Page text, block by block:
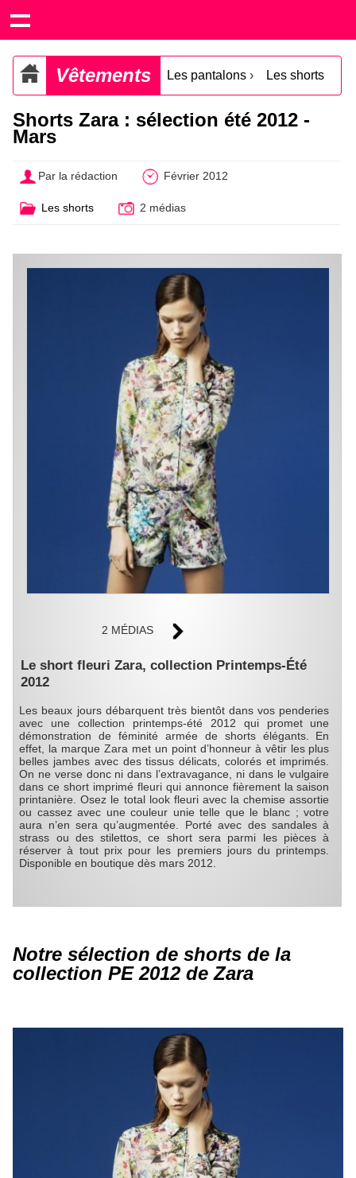
Vêtements Les pantalons › Les shorts
Shorts Zara : sélection été 2012 -
Mars
Par la rédaction Février 2012
Les shorts 2 médias
2 MÉDIAS
Le short fleuri Zara, collection Printemps-Été
2012
Les beaux jours débarquent très bientôt dans vos penderies
avec une collection printemps-été 2012 qui promet une
démonstration de féminité armée de shorts élégants. En
effet, la marque Zara met un point d’honneur à vêtir les plus
belles jambes avec des tissus délicats, colorés et imprimés.
On ne verse donc ni dans l’extravagance, ni dans le vulgaire
dans ce short imprimé fleuri qui annonce fièrement la saison
printanière. Osez le total look fleuri avec la chemise assortie
ou cassez avec une couleur unie telle que le blanc ; votre
aura n’en sera qu’augmentée. Porté avec des sandales à
strass ou des stilettos, ce short sera parmi les pièces à
réserver à tout prix pour les premiers jours du printemps.
Disponible en boutique dès mars 2012.
Notre sélection de shorts de la
collection PE 2012 de Zara